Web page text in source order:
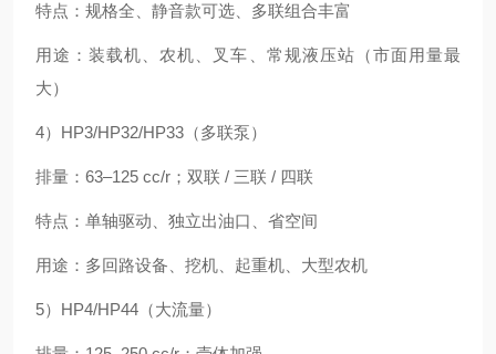
特点：规格全、静音款可选、多联组合丰富
用途：装载机、农机、叉车、常规液压站（市面用量最
大）
4）HP3/HP32/HP33（多联泵）
排量：63–125 cc/r；双联 / 三联 / 四联
特点：单轴驱动、独立出油口、省空间
用途：多回路设备、挖机、起重机、大型农机
5）HP4/HP44（大流量）